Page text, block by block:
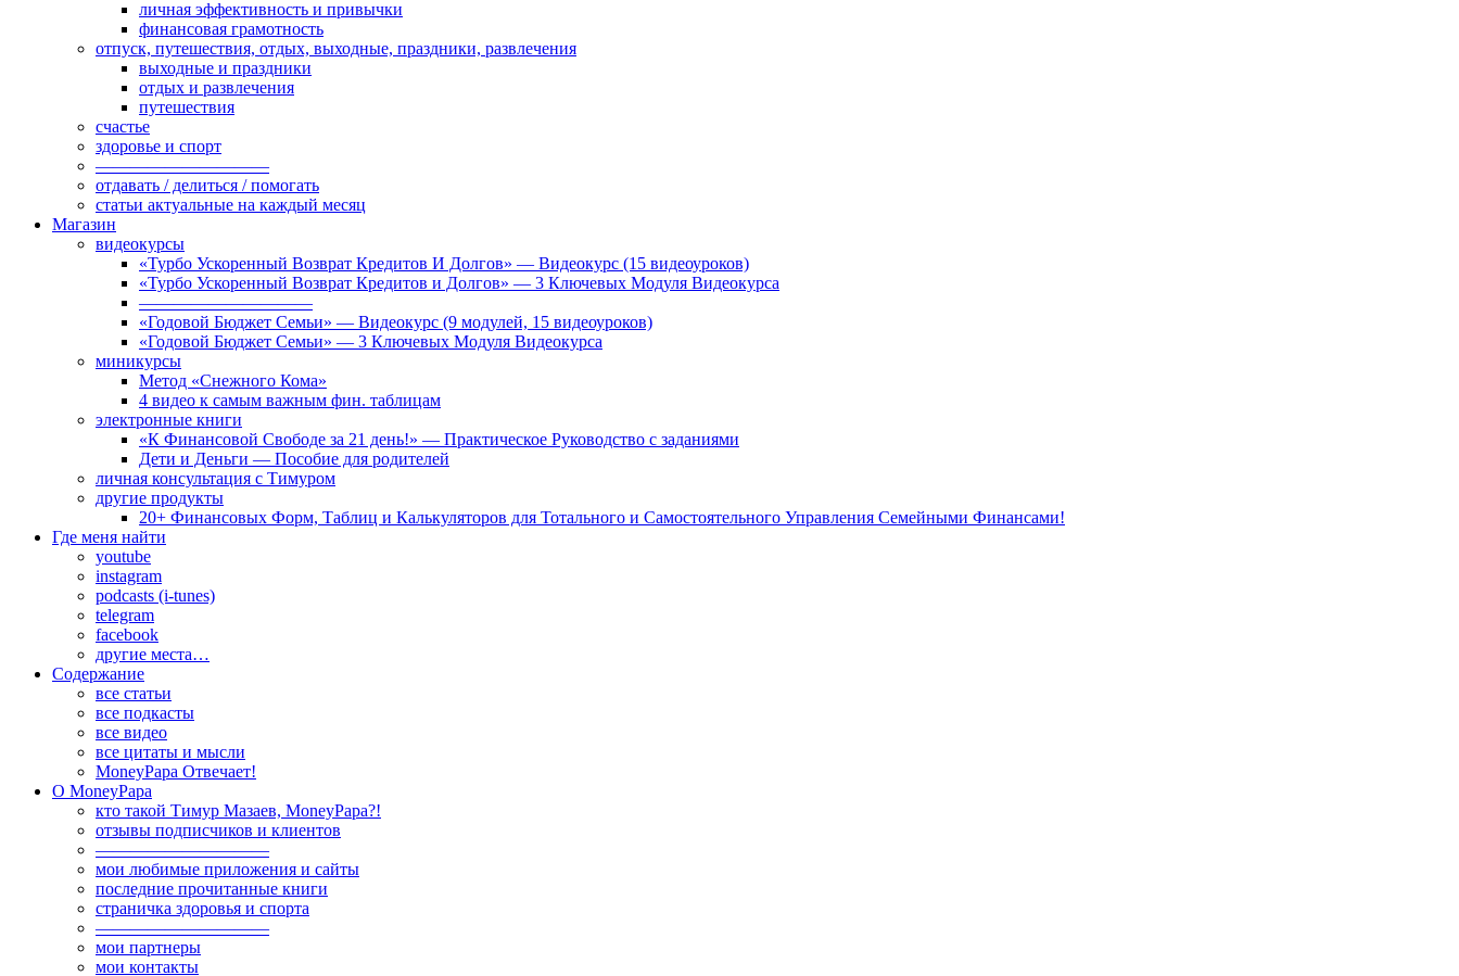
личная эффективность и привычки
финансовая грамотность
отпуск, путешествия, отдых, выходные, праздники, развлечения
выходные и праздники
отдых и развлечения
путешествия
счастье
здоровье и спорт
——————————
отдавать / делиться / помогать
статьи актуальные на каждый месяц
Магазин
видеокурсы
«Турбо Ускоренный Возврат Кредитов И Долгов» — Видеокурс (15 видеоуроков)
«Турбо Ускоренный Возврат Кредитов и Долгов» — 3 Ключевых Модуля Видеокурса
——————————
«Годовой Бюджет Семьи» — Видеокурс (9 модулей, 15 видеоуроков)
«Годовой Бюджет Семьи» — 3 Ключевых Модуля Видеокурса
миникурсы
Метод «Снежного Кома»
4 видео к самым важным фин. таблицам
электронные книги
«К Финансовой Свободе за 21 день!» — Практическое Руководство с заданиями
Дети и Деньги — Пособие для родителей
личная консультация с Тимуром
другие продукты
20+ Финансовых Форм, Таблиц и Калькуляторов для Тотального и Самостоятельного Управления Семейными Финансами!
Где меня найти
youtube
instagram
podcasts (i-tunes)
telegram
facebook
другие места…
Содержание
все статьи
все подкасты
все видео
все цитаты и мысли
MoneyPapa Отвечает!
О MoneyPapa
кто такой Тимур Мазаев, MoneyPapa?!
отзывы подписчиков и клиентов
——————————
мои любимые приложения и сайты
последние прочитанные книги
страничка здоровья и спорта
——————————
мои партнеры
мои контакты